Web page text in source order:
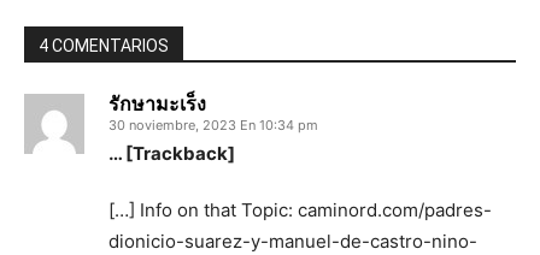
4 COMENTARIOS
รักษามะเร็ง
30 noviembre, 2023 En 10:34 pm
… [Trackback]
[…] Info on that Topic: caminord.com/padres-
dionicio-suarez-y-manuel-de-castro-nino-